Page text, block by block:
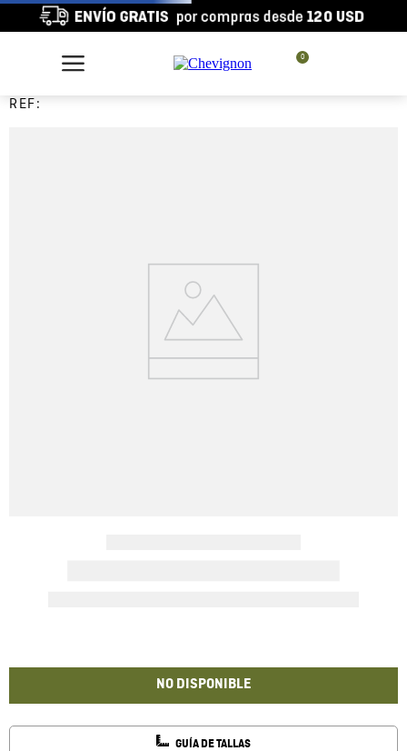
0
REF:
NO DISPONIBLE
GUÍA DE TALLAS